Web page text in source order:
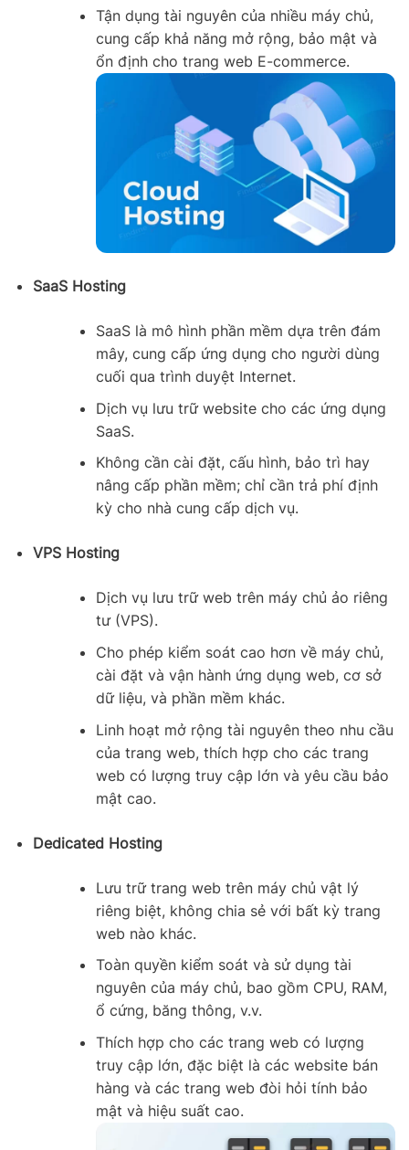
Tận dụng tài nguyên của nhiều máy chủ,
cung cấp khả năng mở rộng, bảo mật và
ổn định cho trang web E-commerce.
SaaS Hosting
SaaS là mô hình phần mềm dựa trên đám
mây, cung cấp ứng dụng cho người dùng
cuối qua trình duyệt Internet.
Dịch vụ lưu trữ website cho các ứng dụng
SaaS.
Không cần cài đặt, cấu hình, bảo trì hay
nâng cấp phần mềm; chỉ cần trả phí định
kỳ cho nhà cung cấp dịch vụ.
VPS Hosting
Dịch vụ lưu trữ web trên máy chủ ảo riêng
tư (VPS).
Cho phép kiểm soát cao hơn về máy chủ,
cài đặt và vận hành ứng dụng web, cơ sở
dữ liệu, và phần mềm khác.
Linh hoạt mở rộng tài nguyên theo nhu cầu
của trang web, thích hợp cho các trang
web có lượng truy cập lớn và yêu cầu bảo
mật cao.
Dedicated Hosting
Lưu trữ trang web trên máy chủ vật lý
riêng biệt, không chia sẻ với bất kỳ trang
web nào khác.
Toàn quyền kiểm soát và sử dụng tài
nguyên của máy chủ, bao gồm CPU, RAM,
ổ cứng, băng thông, v.v.
Thích hợp cho các trang web có lượng
truy cập lớn, đặc biệt là các website bán
hàng và các trang web đòi hỏi tính bảo
mật và hiệu suất cao.